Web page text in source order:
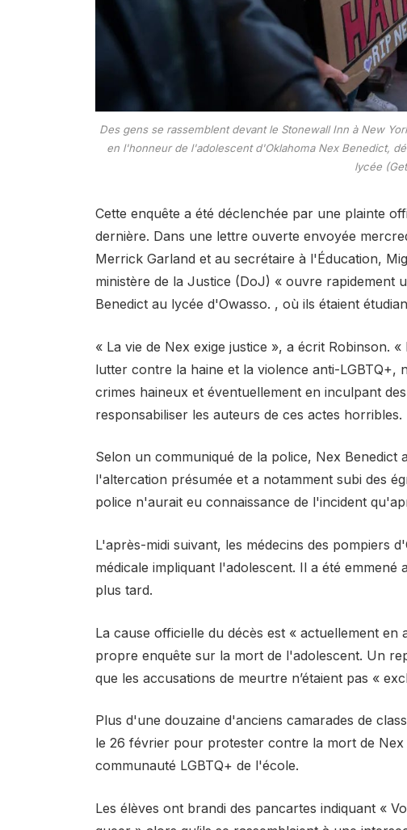
Des gens se rassemblent devant le Stonewall Inn à New
en l'honneur de l'adolescent d'Oklahoma Nex Benedict,
lycée
Cette enquête a été déclenchée par une plainte
dernière. Dans une lettre ouverte envoyée
Merrick Garland et au secrétaire à l'Éducation,
ministère de la Justice (DoJ) « ouvre rapidement
Benedict au lycée d'Owasso. , où ils étaient
« La vie de Nex exige justice », a écrit Robinson.
lutter contre la haine et la violence anti-LGBTQ+,
crimes haineux et éventuellement en inculpant
responsabiliser les auteurs de ces actes horribles.
Selon un communiqué de la police, Nex
l'altercation présumée et a notamment subi des
police n'aurait eu connaissance de l'incident
L'après-midi suivant, les médecins des pompiers
médicale impliquant l'adolescent. Il a été emmené
plus tard.
La cause officielle du décès est « actuellement en
propre enquête sur la mort de l'adolescent. Un
que les accusations de meurtre n’étaient pas «
Plus d'une douzaine d'anciens camarades de
le 26 février pour protester contre la mort de
communauté LGBTQ+ de l'école.
Les élèves ont brandi des pancartes indiquant «